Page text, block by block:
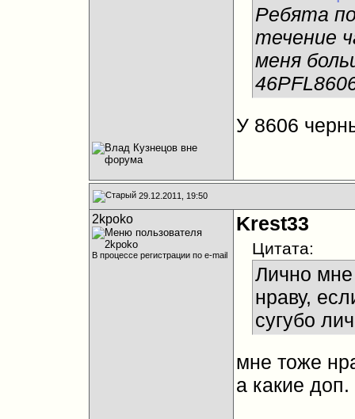
Ребята
течение
меня
У 8606
29.12.2011, 19:50
2kpoko
В процессе регистрации по e-mail
Krest33
Цитата:
Лично
нраву,
сугубо
мне тоже
а какие